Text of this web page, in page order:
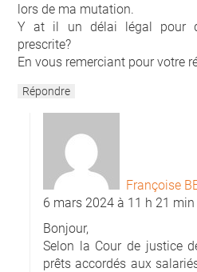
lors de ma mutation.
Y at il un délai légal pour
prescrite?
En vous remerciant pour votre
Répondre
Françoise
6 mars 2024 à 11 h 21 min
Bonjour,
Selon la Cour de justice
prêts accordés aux